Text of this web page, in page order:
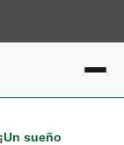
sueño